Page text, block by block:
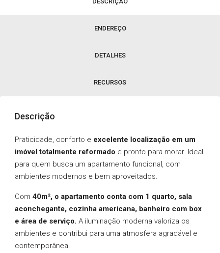
ENDEREÇO
DETALHES
RECURSOS
Descrição
Praticidade, conforto e excelente localização em um
imóvel totalmente reformado e pronto para morar. Ideal
para quem busca um apartamento funcional, com
ambientes modernos e bem aproveitados.
Com 40m², o apartamento conta com 1 quarto, sala
aconchegante, cozinha americana, banheiro com box
e área de serviço. A iluminação moderna valoriza os
ambientes e contribui para uma atmosfera agradável e
contemporânea.